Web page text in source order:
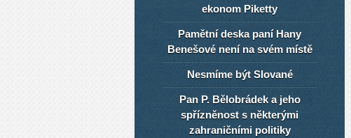
ekonom Piketty
Pamětní deska paní Hany
Benešové není na svém místě
Nesmíme být Slované
Pan P. Bělobrádek a jeho
spřízněnost s některými
zahraničními politiky